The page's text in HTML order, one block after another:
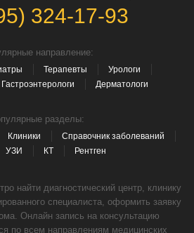
324-17-93
направление:
Терапевты
Урологи
Гастроэнтерологи Дерматологи
разделы:
Клиники
Справочник заболеваний
УЗИ КТ Рентген
найти диагностический центр, клинику
специалиста, оформить заявку
Онлайн запись на консультацию
по всем направлениям медицинских